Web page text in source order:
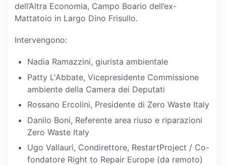
dell’Altra Economia, Campo Boario dell’ex-
Mattatoio in Largo Dino Frisullo.
Intervengono:
Nadia Ramazzini, giurista ambientale
Patty L'Abbate, Vicepresidente Commissione
ambiente della Camera dei Deputati
Rossano Ercolini, Presidente di Zero Waste Italy
Danilo Boni, Referente area riuso e riparazioni
Zero Waste Italy
Ugo Vallauri, Condirettore, RestartProject / Co-
fondatore Right to Repair Europe (da remoto)